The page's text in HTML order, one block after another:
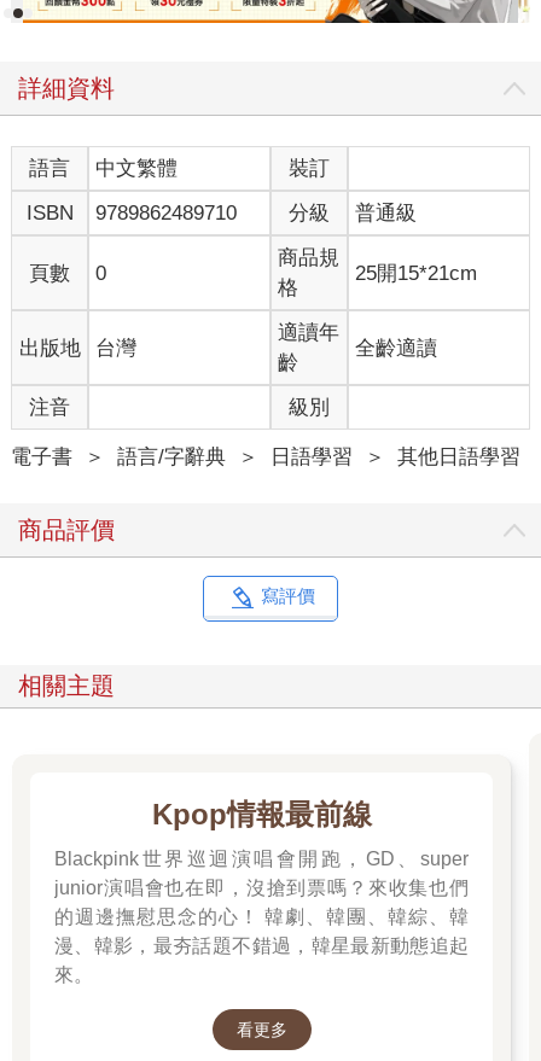
詳細資料
語言 中文繁體
裝訂
ISBN
9789862489710 分級 普通級
頁數 0
商品規
格
25開15*21cm
出版地 台灣
適讀年
齡
全齡適讀
注音 級別
電子書 ＞ 語言/字辭典 ＞ 日語學習 ＞ 其他日語學習
商品評價
寫評價
相關主題
Kpop情報最前線
Blackpink世界巡迴演唱會開跑，GD、super
junior演唱會也在即，沒搶到票嗎？來收集也們
的週邊撫慰思念的心！ 韓劇、韓團、韓綜、韓
漫、韓影，最夯話題不錯過，韓星最新動態追起
來。
看更多